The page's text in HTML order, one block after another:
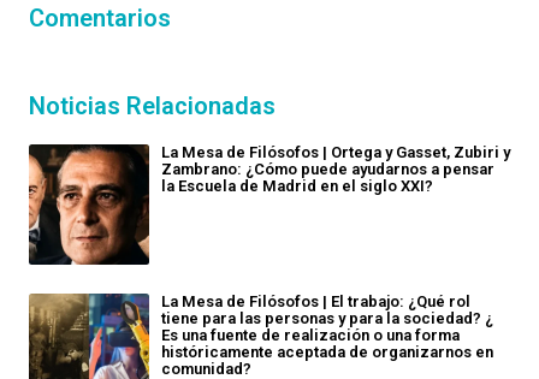
Comentarios
Noticias Relacionadas
La Mesa de Filósofos | Ortega y Gasset, Zubiri y
Zambrano: ¿Cómo puede ayudarnos a pensar
la Escuela de Madrid en el siglo XXI?
La Mesa de Filósofos | El trabajo: ¿Qué rol
tiene para las personas y para la sociedad? ¿
Es una fuente de realización o una forma
históricamente aceptada de organizarnos en
comunidad?